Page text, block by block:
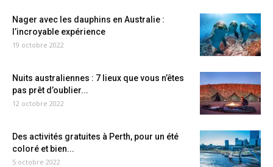
Nager avec les dauphins en Australie :
l’incroyable expérience
19 octobre 2022
Nuits australiennes : 7 lieux que vous n’êtes
pas prêt d’oublier...
12 octobre 2022
Des activités gratuites à Perth, pour un été
coloré et bien...
5 octobre 2022